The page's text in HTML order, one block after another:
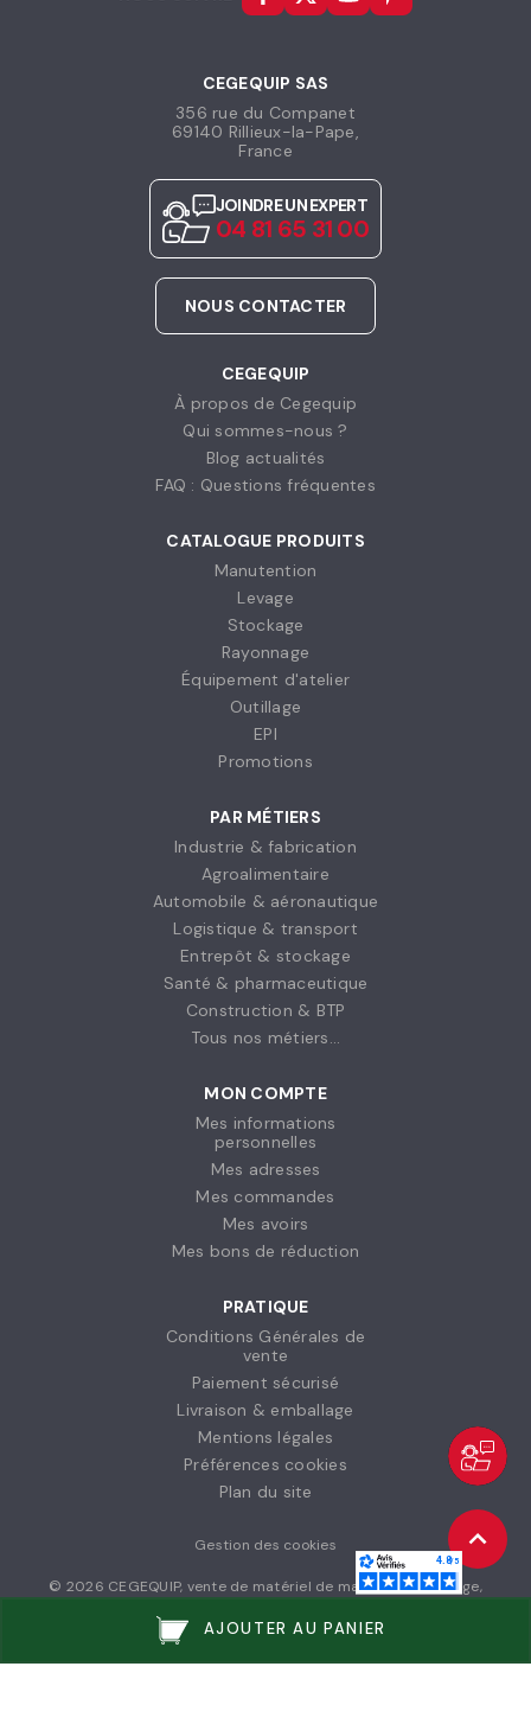
AJOUTER AU PANIER
CEGEQUIP SAS
356 rue du Companet
69140 Rillieux-la-Pape,
France
JOINDRE UN EXPERT
04 81 65 31 00
NOUS CONTACTER
CEGEQUIP
À propos de Cegequip
Qui sommes-nous ?
Blog actualités
FAQ : Questions fréquentes
CATALOGUE PRODUITS
Manutention
Levage
Stockage
Rayonnage
Équipement d'atelier
Outillage
EPI
Promotions
PAR MÉTIERS
Industrie & fabrication
Agroalimentaire
Automobile & aéronautique
Logistique & transport
Entrepôt & stockage
Santé & pharmaceutique
Construction & BTP
Tous nos métiers...
MON COMPTE
Mes informations
personnelles
Mes adresses
Mes commandes
Mes avoirs
Mes bons de réduction
PRATIQUE
Conditions Générales de
vente
Paiement sécurisé
Livraison & emballage
Mentions légales
Préférences cookies
Plan du site
Gestion des cookies
© 2026 CEGEQUIP, vente de matériel de manutention, levage,
stockage et vêtements de travail à destination des entreprises et
collectivités // © 2026 Agence NOIISE